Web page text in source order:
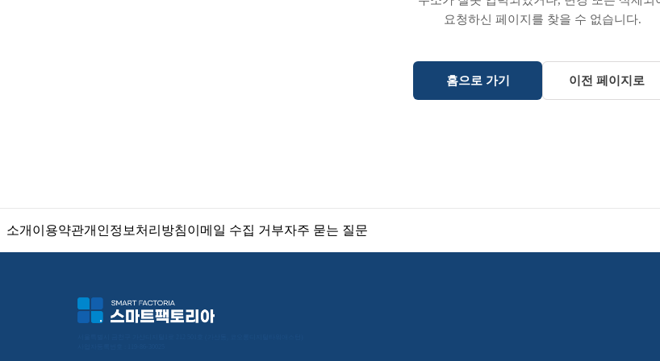
요청하신 페이지를 찾을 수 없습니다.
홈으로 가기 이전 페이지로
소개 이용약관개인정보처리방침이메일 수집 거부자주 묻는 질문